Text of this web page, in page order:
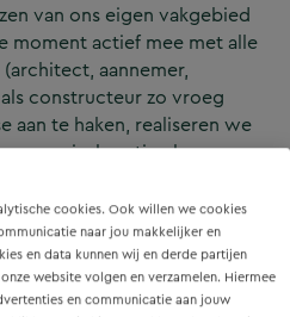
cookies. Ook willen we cookies
naar jou makkelijker en
en data kunnen wij en derde partijen
website volgen en verzamelen. Hiermee
en communicatie aan jouw
van ons eigen vakgebied
moment actief mee met alle
aannemer,
constructeur zo vroeg
aan te haken, realiseren we
optimale
als renovatie.
het volledige constructieve